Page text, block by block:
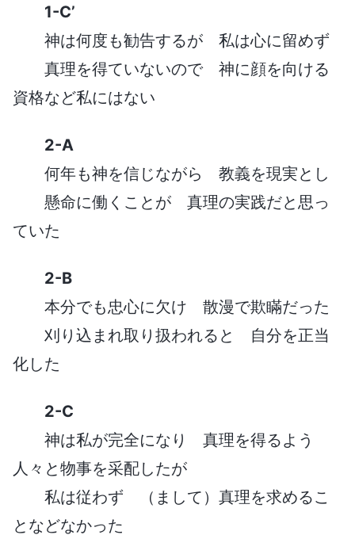
1-C’
神は何度も勧告するが 私は心に留めず
真理を得ていないので 神に顔を向ける
資格など私にはない
2-A
何年も神を信じながら 教義を現実とし
懸命に働くことが 真理の実践だと思っ
ていた
2-B
本分でも忠心に欠け 散漫で欺瞞だった
刈り込まれ取り扱われると 自分を正当
化した
2-C
神は私が完全になり 真理を得るよう
人々と物事を采配したが
私は従わず （まして）真理を求めるこ
となどなかった